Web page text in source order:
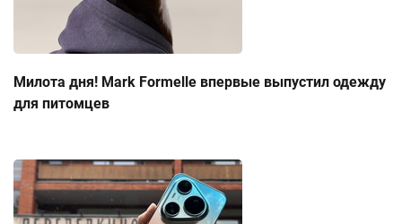
Милота дня! Mark Formelle впервые выпустил одежду
для питомцев